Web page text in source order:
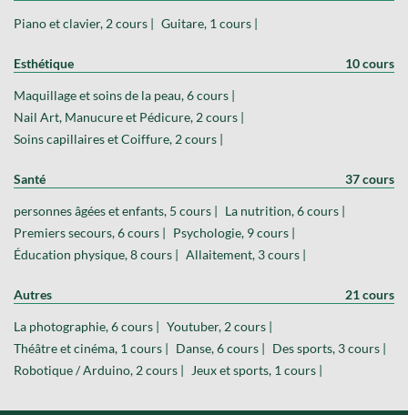
Piano et clavier, 2 cours | Guitare, 1 cours |
Esthétique 10 cours
Maquillage et soins de la peau, 6 cours |
Nail Art, Manucure et Pédicure, 2 cours |
Soins capillaires et Coiffure, 2 cours |
Santé 37 cours
personnes âgées et enfants, 5 cours | La nutrition, 6 cours |
Premiers secours, 6 cours | Psychologie, 9 cours |
Éducation physique, 8 cours | Allaitement, 3 cours |
Autres 21 cours
La photographie, 6 cours | Youtuber, 2 cours |
Théâtre et cinéma, 1 cours | Danse, 6 cours | Des sports, 3 cours |
Robotique / Arduino, 2 cours |
Jeux et sports, 1 cours |